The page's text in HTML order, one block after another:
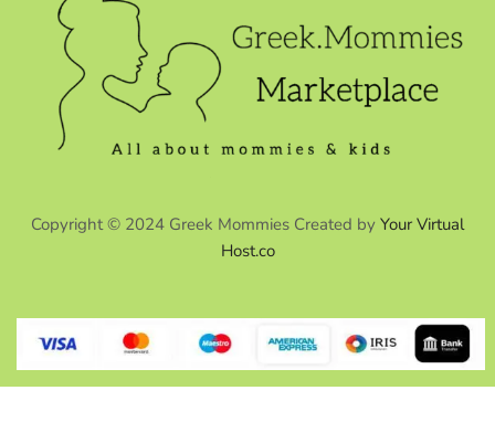
Copyright © 2024 Greek Mommies Created by Your Virtual
Host.co